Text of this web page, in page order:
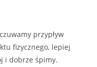
przypływ
fizycznego, lepiej
i dobrze śpimy.